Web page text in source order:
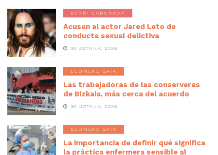
BERRI LABURRAK
Acusan al actor Jared Leto de
conducta sexual delictiva
30 UZTAILA, 2026
EGUNEKO GAIA
Las trabajadoras de las conserveras
de Bizkaia, más cerca del acuerdo
30 UZTAILA, 2026
EGUNEKO GAIA
La importancia de definir qué significa
la práctica enfermera sensible al